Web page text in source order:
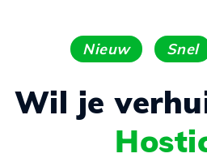
Nieuw Snel
Wil je